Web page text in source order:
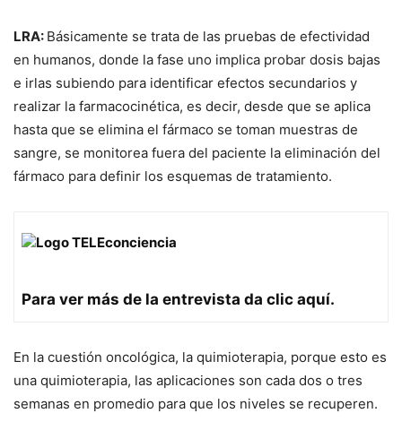
LRA: Básicamente se trata de las pruebas de efectividad
en humanos, donde la fase uno implica probar dosis bajas
e irlas subiendo para identificar efectos secundarios y
realizar la farmacocinética, es decir, desde que se aplica
hasta que se elimina el fármaco se toman muestras de
sangre, se monitorea fuera del paciente la eliminación del
fármaco para definir los esquemas de tratamiento.
Para ver más de la entrevista da clic aquí.
En la cuestión oncológica, la quimioterapia, porque esto es
una quimioterapia, las aplicaciones son cada dos o tres
semanas en promedio para que los niveles se recuperen.